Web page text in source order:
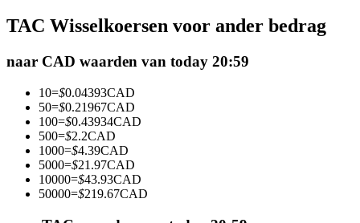
Word een Copy Trader
Geniet van winstdeling en copy trading commissies
TAC Wisselkoersen voor ander bedrag
naar CAD waarden van today 20:59
10=$0.04393CAD
50=$0.21967CAD
100=$0.43934CAD
500=$2.2CAD
1000=$4.39CAD
5000=$21.97CAD
10000=$43.93CAD
50000=$219.67CAD